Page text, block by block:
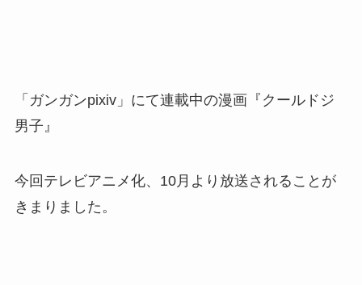
「ガンガンpixiv」にて連載中の漫画『クールドジ
男子』
今回テレビアニメ化、10月より放送されることが
きまりました。